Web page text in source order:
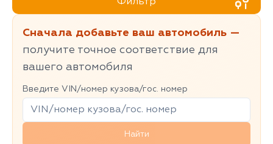
Сначала добавьте ваш автомобиль —
получите точное соответствие для
вашего автомобиля
Введите VIN/номер кузова/гос. номер
Найти